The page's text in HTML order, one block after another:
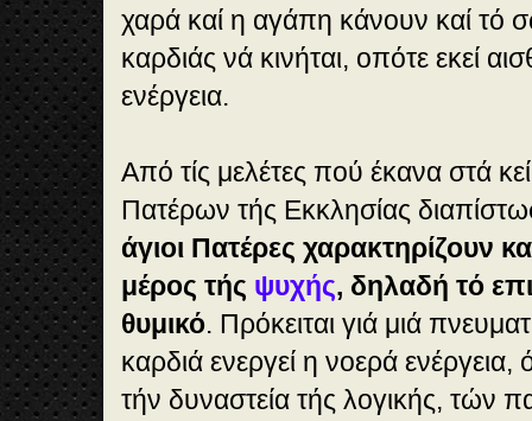
χαρά καί η αγάπη κάνουν καί τό
καρδιάς νά κινήται, οπότε εκεί
ενέργεια.
Από τίς μελέτες πού έκανα στά
Πατέρων τής Εκκλησίας
άγιοι Πατέρες χαρακτηρίζουν
μέρος τής ψυχής, δηλαδή τό
θυμικό. Πρόκειται γιά μιά
καρδιά ενεργεί η νοερά
τήν δυναστεία τής λογικής, τών